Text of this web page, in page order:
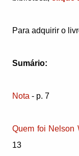
Para adquirir o
Sumário:
Nota - p. 7
Quem foi Nelson
13